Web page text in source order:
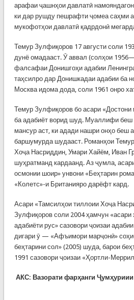
арафаи ҷашнҳои давлатӣ
ки дар рушду пешрафти ҷомеа саҳми
мукофотҳои давлатӣ қадрдонӣ
Темур Зулфиқоров 17 августи соли
дунё омадааст. Ӯ аввал (солҳои
фалсафаи Донишгоҳи адабии
таҳсилро дар Донишкадаи адабии ба
Москва идома дода, соли 1961 онро
Темур Зулфиқоров бо асари «Достони
ба адабиёт ворид шуд. Муаллифи беш
мансур аст, ки адади нашри онҳо беш
баршумурда шудааст. Романҳои
Хоҷа Насриддин, Умари Хайём, Иван
шуҳратманд кардаанд. Аз ҷумла,
осмонии шоир» унвони «Беҳтарин
«Кол­етс»-и Британияро дарёфт кард.
Асари «Тамсилҳои тиллоии Хоҷа
Зулфиқоров соли 2004 ҳамчун «асари
адабиёти рус» сазовори ҷоизаи
дигари ӯ — «Афъимори марҷонӣ»
беҳтарини сол» (2005) шуда, барои
1991 сазовори ҷоизаи «Ҳортли-
АКС: Вазорати фарҳанги